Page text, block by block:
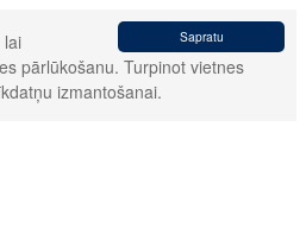
Sapratu
lai
pārlūkošanu. Turpinot vietnes
izmantošanai.